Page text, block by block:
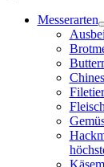
NavigationMesserarten